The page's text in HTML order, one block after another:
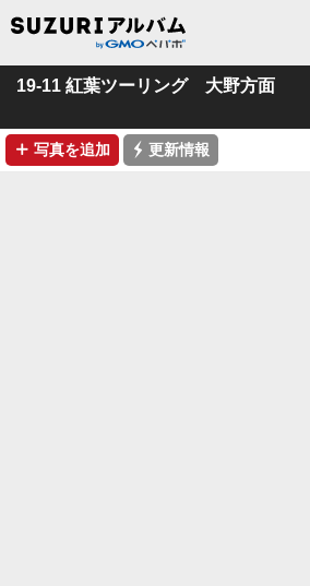
19-11 紅葉ツーリング 大野方面
➕ 写真を追加 ⚡ 更新情報